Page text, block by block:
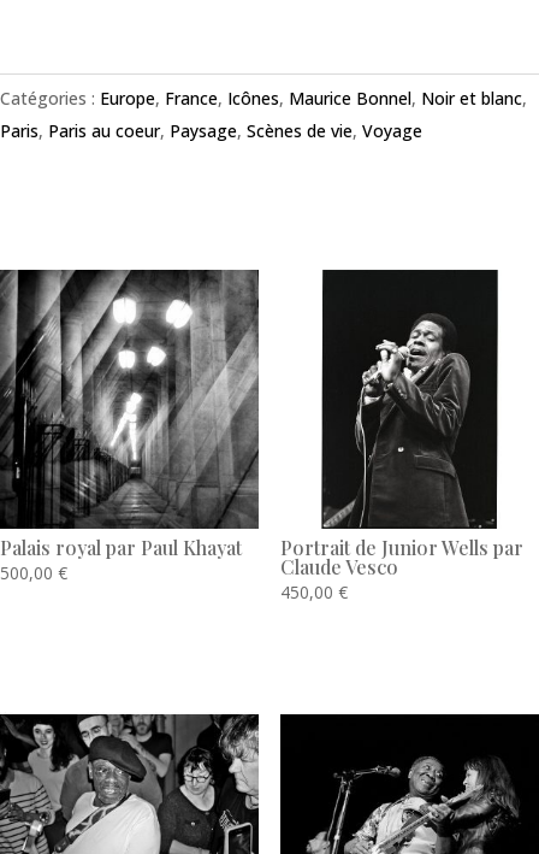
Catégories : Europe, France, Icônes, Maurice Bonnel, Noir et blanc,
Paris, Paris au coeur, Paysage, Scènes de vie, Voyage
Palais royal par Paul Khayat
500,00 €
Portrait de Junior Wells par
Claude Vesco
450,00 €